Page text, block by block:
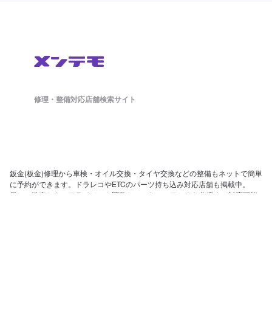
修理・整備対応店舗検索サイト
鈑金(板金)修理から車検・オイル交換・タイヤ交換などの整備もネットで簡単
に予約ができます。ドラレコやETCのパーツ持ち込み対応店舗も掲載中。
日々の洗車から、アライメント調整といったマニアックな作業まで対応可能